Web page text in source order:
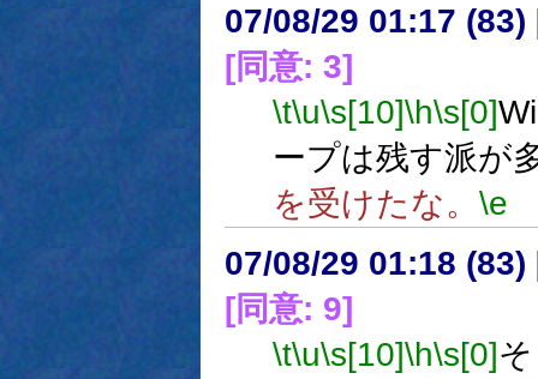
07/08/29 01:17 (83)
[同意: 3]
\t\u\s[10]\h\s[0]
ープは残す派が
を受けたな。 \e
07/08/29 01:18 (83)
[同意: 9]
\t\u\s[10]\h\s[0]